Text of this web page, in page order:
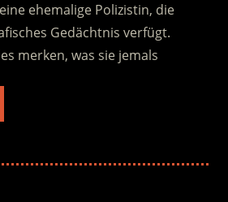
ehemalige Polizistin, die
Gedächtnis verfügt.
merken, was sie jemals